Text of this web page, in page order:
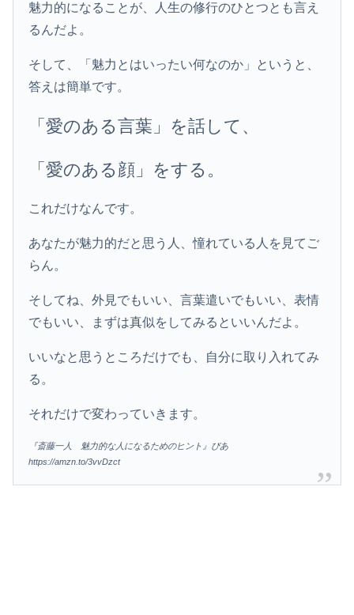
魅力的になることが、人生の修行のひとつとも言え
るんだよ。
そして、「魅力とはいったい何なのか」というと、
答えは簡単です。
「愛のある言葉」を話して、
「愛のある顔」をする。
これだけなんです。
あなたが魅力的だと思う人、憧れている人を見てご
らん。
そしてね、外見でもいい、言葉遣いでもいい、表情
でもいい、まずは真似をしてみるといいんだよ。
いいなと思うところだけでも、自分に取り入れてみ
る。
それだけで変わっていきます。
『斎藤一人 魅力的な人になるためのヒント』ぴあ
https://amzn.to/3vvDzct